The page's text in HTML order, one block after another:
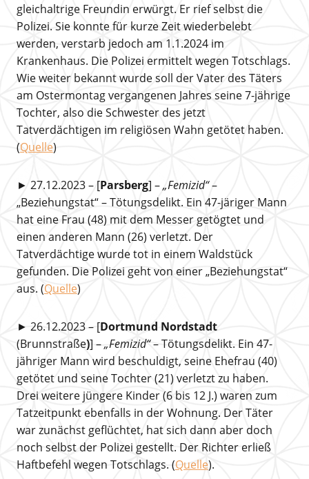
gleichaltrige Freundin erwürgt. Er rief selbst die
Polizei. Sie konnte für kurze Zeit wiederbelebt
werden, verstarb jedoch am 1.1.2024 im
Krankenhaus. Die Polizei ermittelt wegen Totschlags.
Wie weiter bekannt wurde soll der Vater des Täters
am Ostermontag vergangenen Jahres seine 7-jährige
Tochter, also die Schwester des jetzt
Tatverdächtigen im religiösen Wahn getötet haben.
(Quelle)
► 27.12.2023 – [Parsberg] –„Femizid“–
„Beziehungstat“ – Tötungsdelikt. Ein 47-järiger Mann
hat eine Frau (48) mit dem Messer getögtet und
einen anderen Mann (26) verletzt. Der
Tatverdächtige wurde tot in einem Waldstück
gefunden. Die Polizei geht von einer „Beziehungstat“
aus. (Quelle)
► 26.12.2023 – [Dortmund Nordstadt
(Brunnstraße)] –„Femizid“– Tötungsdelikt. Ein 47-
jähriger Mann wird beschuldigt, seine Ehefrau (40)
getötet und seine Tochter (21) verletzt zu haben.
Drei weitere jüngere Kinder (6 bis 12 J.) waren zum
Tatzeitpunkt ebenfalls in der Wohnung. Der Täter
war zunächst geflüchtet, hat sich dann aber doch
noch selbst der Polizei gestellt. Der Richter erließ
Haftbefehl wegen Totschlags. (Quelle).